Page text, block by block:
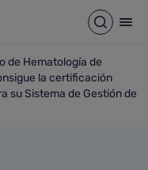
Abrir
camino de migas
de Hematología de
de Hematología de
la certificación
su Sistema de Gestión de